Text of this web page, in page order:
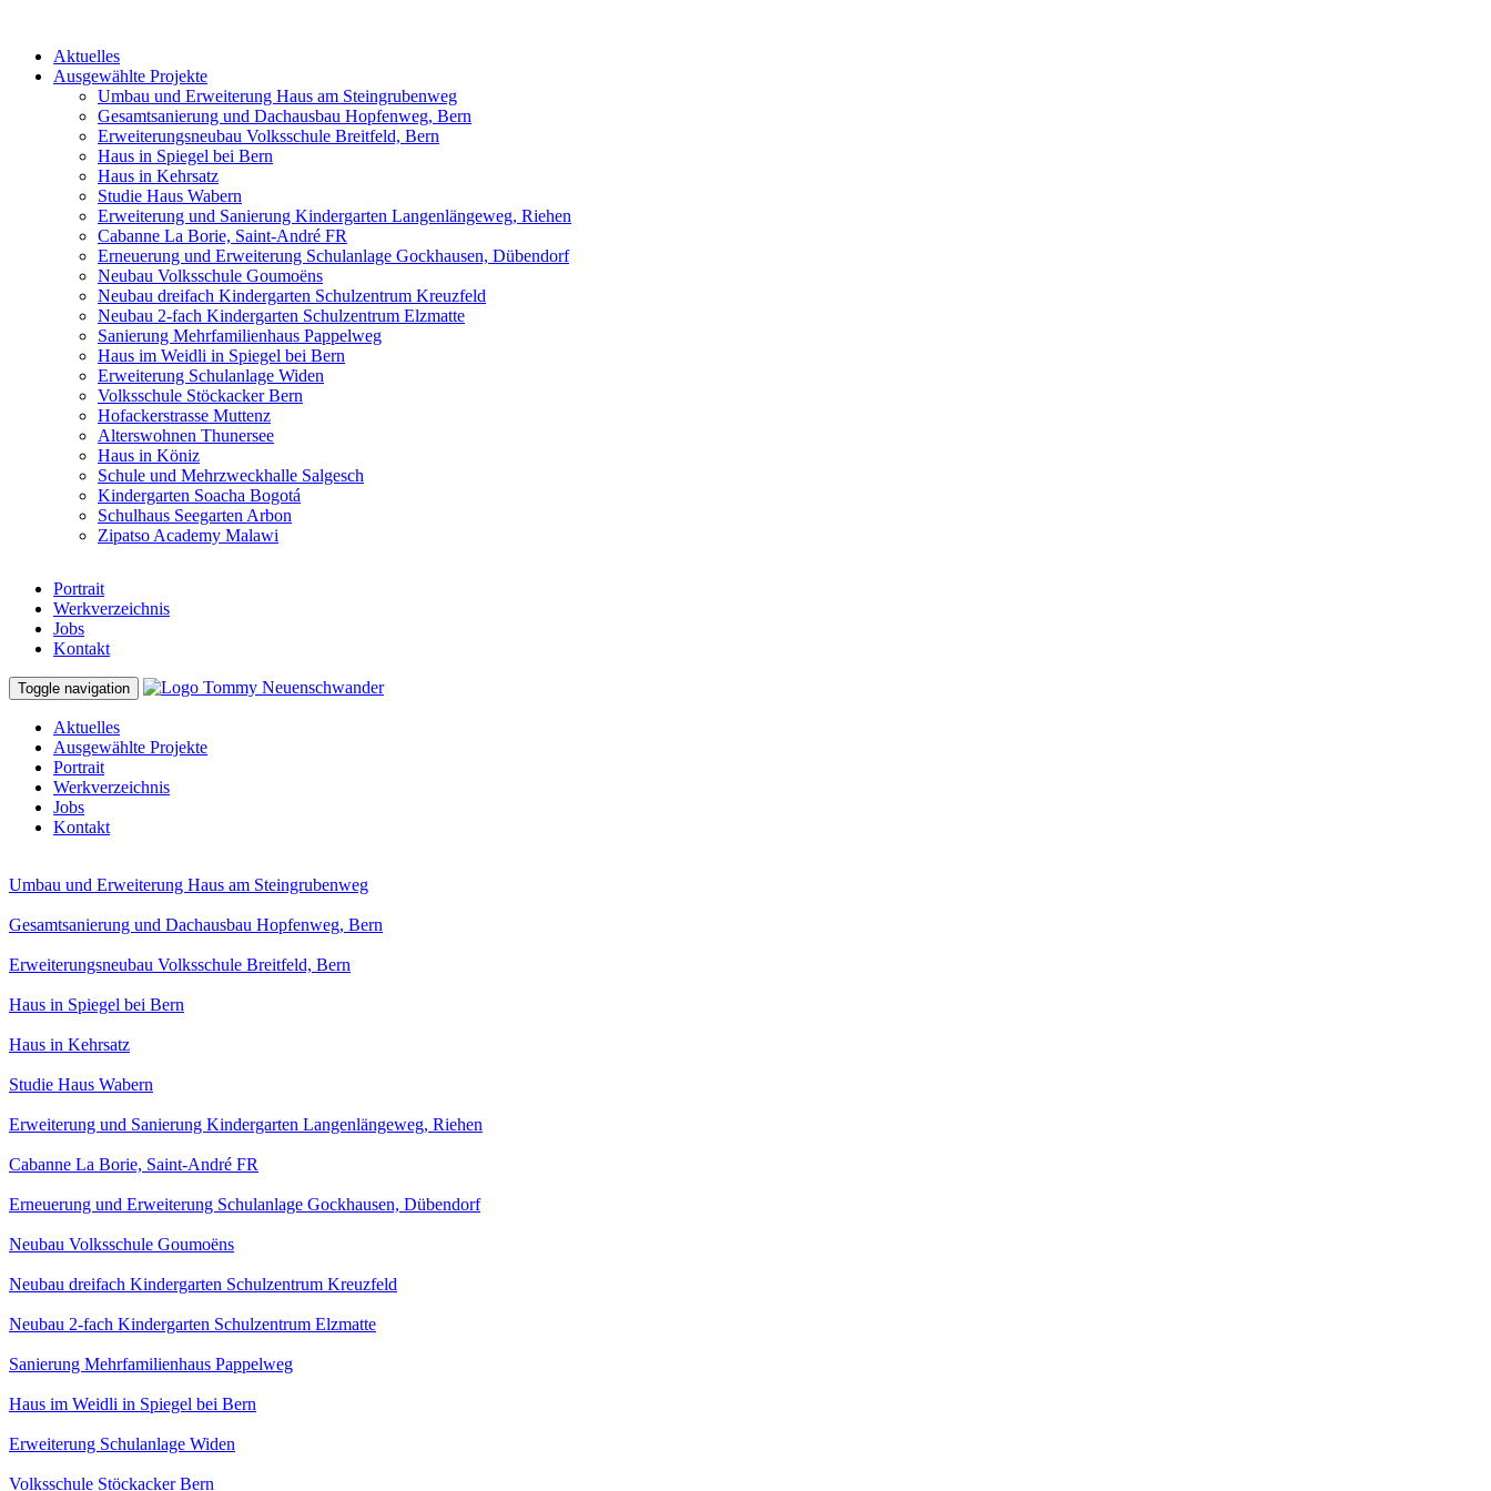
Aktuelles
Ausgewählte Projekte
Umbau und Erweiterung Haus am Steingrubenweg
Gesamtsanierung und Dachausbau Hopfenweg, Bern
Erweiterungsneubau Volksschule Breitfeld, Bern
Haus in Spiegel bei Bern
Haus in Kehrsatz
Studie Haus Wabern
Erweiterung und Sanierung Kindergarten Langenlängeweg, Riehen
Cabanne La Borie, Saint-André FR
Erneuerung und Erweiterung Schulanlage Gockhausen, Dübendorf
Neubau Volksschule Goumoëns
Neubau dreifach Kindergarten Schulzentrum Kreuzfeld
Neubau 2-fach Kindergarten Schulzentrum Elzmatte
Sanierung Mehrfamilienhaus Pappelweg
Haus im Weidli in Spiegel bei Bern
Erweiterung Schulanlage Widen
Volksschule Stöckacker Bern
Hofackerstrasse Muttenz
Alterswohnen Thunersee
Haus in Köniz
Schule und Mehrzweckhalle Salgesch
Kindergarten Soacha Bogotá
Schulhaus Seegarten Arbon
Zipatso Academy Malawi
Portrait
Werkverzeichnis
Jobs
Kontakt
Toggle navigation
Aktuelles
Ausgewählte Projekte
Portrait
Werkverzeichnis
Jobs
Kontakt
Umbau und Erweiterung Haus am Steingrubenweg
Gesamtsanierung und Dachausbau Hopfenweg, Bern
Erweiterungsneubau Volksschule Breitfeld, Bern
Haus in Spiegel bei Bern
Haus in Kehrsatz
Studie Haus Wabern
Erweiterung und Sanierung Kindergarten Langenlängeweg, Riehen
Cabanne La Borie, Saint-André FR
Erneuerung und Erweiterung Schulanlage Gockhausen, Dübendorf
Neubau Volksschule Goumoëns
Neubau dreifach Kindergarten Schulzentrum Kreuzfeld
Neubau 2-fach Kindergarten Schulzentrum Elzmatte
Sanierung Mehrfamilienhaus Pappelweg
Haus im Weidli in Spiegel bei Bern
Erweiterung Schulanlage Widen
Volksschule Stöckacker Bern